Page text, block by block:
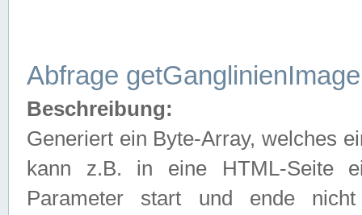
Abfrage getGanglinienImage
Beschreibung:
Generiert ein Byte-Array, welches
kann z.B. in eine HTML-Seite
Parameter start und ende